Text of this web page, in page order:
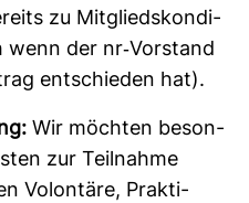
zu Mit­glieds­kon­di­
wenn der nr-​Vor­stand
ent­schieden hat).
Wir möchten beson­
zur Teil­nahme
Volon­täre, Prak­ti­